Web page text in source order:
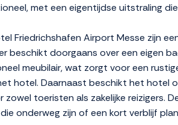
met een eigentijdse uitstraling
Friedrichshafen Airport Messe zijn
beschikt doorgaans over een eigen
meubilair, wat zorgt voor een
hotel. Daarnaast beschikt het hotel
toeristen als zakelijke reizigers.
onderweg zijn of een kort verblijf